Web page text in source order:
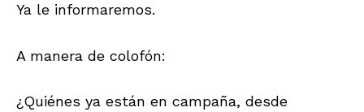
Ya le informaremos.
A manera de colofón:
¿Quiénes ya están en campaña, desde